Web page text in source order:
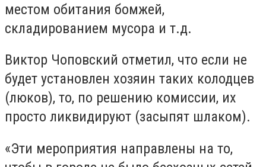
местом обитания бомжей,
складированием мусора и т.д.
Виктор Чоповский отметил, что если не
будет установлен хозяин таких колодцев
(люков), то, по решению комиссии, их
просто ликвидируют (засыпят шлаком).
«Эти мероприятия направлены на то,